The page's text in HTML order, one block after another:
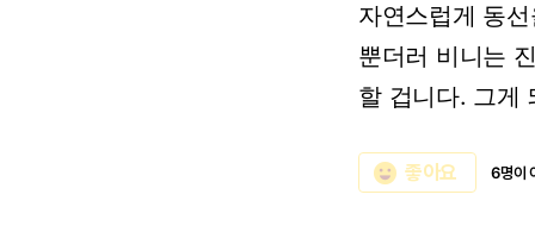
자연스럽게 동
뿐더러 비니는
할 겁니다. 그게
emoji_emotions 좋아요 6명이